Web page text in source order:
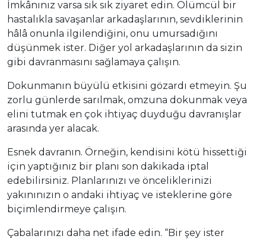
İmkânınız varsa sık sık ziyaret edin. Ölümcül bir
hastalıkla savaşanlar arkadaşlarının, sevdiklerinin
hâlâ onunla ilgilendiğini, onu umursadığını
düşünmek ister. Diğer yol arkadaşlarının da sizin
gibi davranmasını sağlamaya çalışın.
Dokunmanın büyülü etkisini gözardı etmeyin. Şu
zorlu günlerde sarılmak, omzuna dokunmak veya
elini tutmak en çok ihtiyaç duyduğu davranışlar
arasında yer alacak.
Esnek davranın. Örneğin, kendisini kötü hissettiği
için yaptığınız bir planı son dakikada iptal
edebilirsiniz. Planlarınızı ve önceliklerinizi
yakınınızın o andaki ihtiyaç ve isteklerine göre
biçimlendirmeye çalışın.
Çabalarınızı daha net ifade edin. “Bir şey ister